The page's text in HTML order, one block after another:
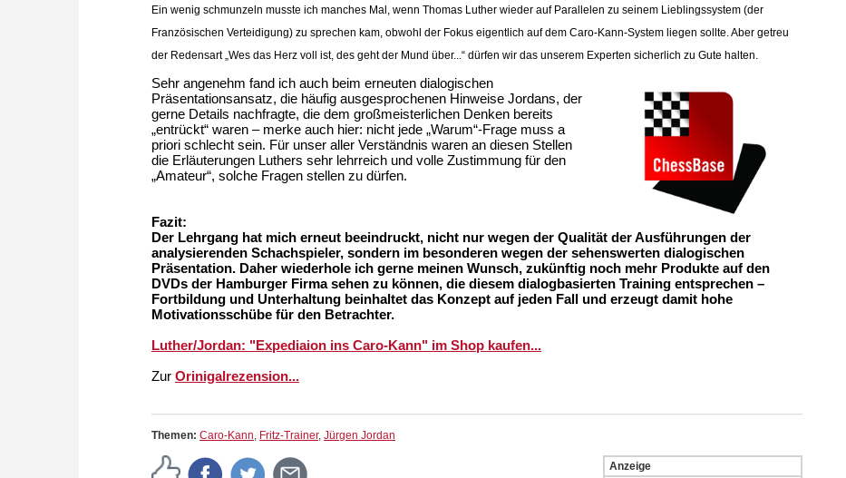
Ein wenig schmunzeln musste ich manches Mal, wenn Thomas Luther wieder auf Parallelen zu seinem Lieblingssystem (der
Französischen Verteidigung) zu sprechen kam, obwohl der Fokus eigentlich auf dem Caro-Kann-System liegen sollte. Aber getreu
der Redensart „Wes das Herz voll ist, des geht der Mund über...“ dürfen wir das unserem Experten sicherlich zu Gute halten.
Sehr angenehm fand ich auch beim erneuten dialogischen
Präsentationsansatz, die häufig ausgesprochenen Hinweise Jordans, der
gerne Details nachfragte, die dem großmeisterlichen Denken bereits
„entrückt“ waren – merke auch hier: nicht jede „Warum“-Frage muss a
priori schlecht sein. Für unser aller Verständnis waren an diesen Stellen
die Erläuterungen Luthers sehr lehrreich und volle Zustimmung für den
„Amateur“, solche Fragen stellen zu dürfen.
Fazit:
Der Lehrgang hat mich erneut beeindruckt, nicht nur wegen der Qualität der Ausführungen der
analysierenden Schachspieler, sondern im besonderen wegen der sehenswerten dialogischen
Präsentation. Daher wiederhole ich gerne meinen Wunsch, zukünftig noch mehr Produkte auf den
DVDs der Hamburger Firma sehen zu können, die diesem dialogbasierten Training entsprechen –
Fortbildung und Unterhaltung beinhaltet das Konzept auf jeden Fall und erzeugt damit hohe
Motivationsschübe für den Betrachter.
Luther/Jordan: "Expediaion ins Caro-Kann" im Shop kaufen...
Zur Orinigalrezension...
Themen: Caro-Kann, Fritz-Trainer, Jürgen Jordan
Anzeige